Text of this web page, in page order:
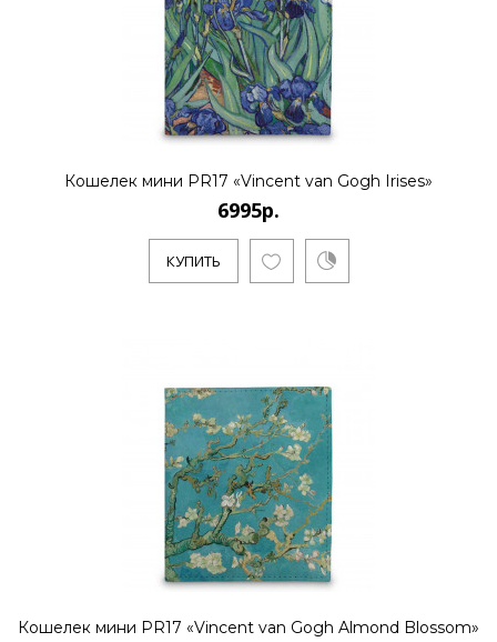
Кошелек мини PR17 «Vincent van Gogh Irises»
6995р.
КУПИТЬ
Кошелек мини PR17 «Vincent van Gogh Almond Blossom»